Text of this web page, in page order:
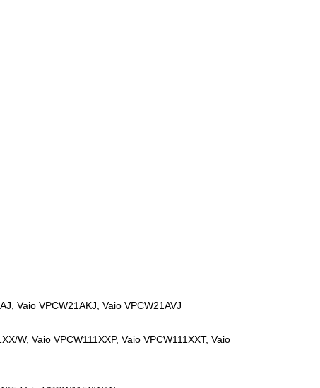
Vaio VPCW21AKJ, Vaio VPCW21AVJ
W, Vaio VPCW111XXP, Vaio VPCW111XXT, Vaio